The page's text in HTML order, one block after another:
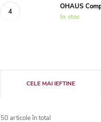
OHAUS
In stoc
e
CELE MAI IEFTINE
50 articole în total